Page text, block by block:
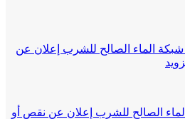
الماء الصالح للشرب إعلان عن
الصالح للشرب إعلان عن نقص أو